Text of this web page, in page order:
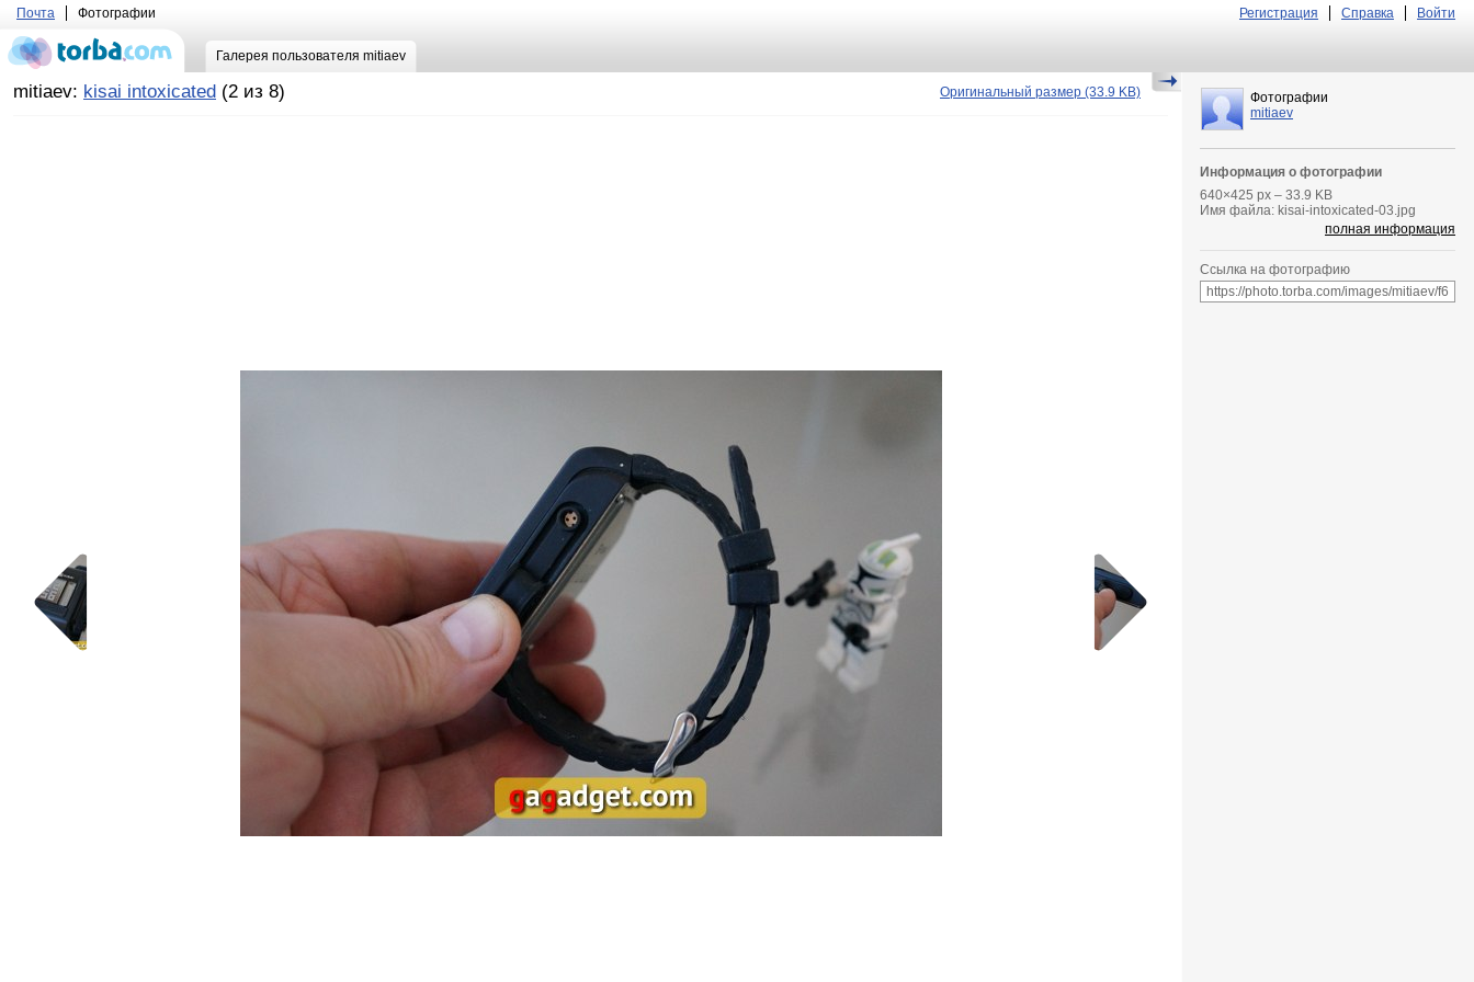
Почта Фотографии Регистрация Справка Войти
Галерея пользователя mitiaev
mitiaev: kisai intoxicated (2 из 8) Оригинальный размер (33.9 KB)
Фотографии
mitiaev
Информация о фотографии
640×425 px – 33.9 KB
Имя файла: kisai-intoxicated-03.jpg
полная информация
Ссылка на фотографию